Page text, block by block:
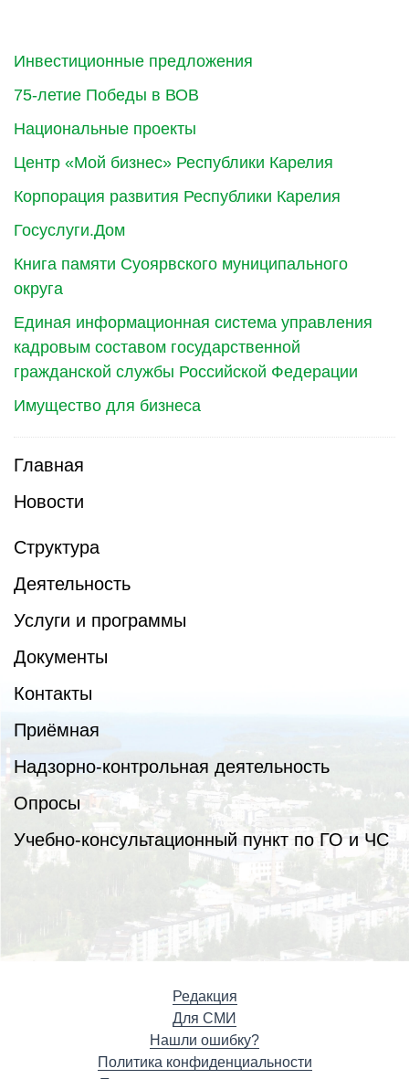
Инвестиционные предложения
75-летие Победы в ВОВ
Национальные проекты
Центр «Мой бизнес» Республики Карелия
Корпорация развития Республики Карелия
Госуслуги.Дом
Книга памяти Суоярвского муниципального
округа
Единая информационная система управления
кадровым составом государственной
гражданской службы Российской Федерации
Имущество для бизнеса
Главная
Новости
Структура
Деятельность
Услуги и программы
Документы
Контакты
Приёмная
Надзорно-контрольная деятельность
Опросы
Учебно-консультационный пункт по ГО и ЧС
Редакция
Для СМИ
Нашли ошибку?
Политика конфиденциальности